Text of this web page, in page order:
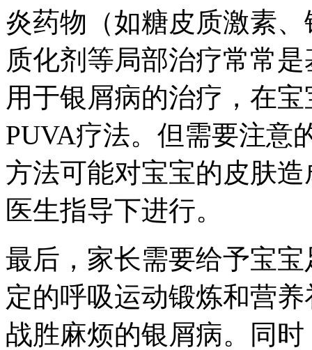
炎药物（如糖皮质激素
质化剂等局部治疗常常
用于银屑病的治疗，在
PUVA疗法。但需要注意
方法可能对宝宝的皮肤
医生指导下进行。
最后，家长需要给予宝
定的呼吸运动锻炼和营
战胜麻烦的银屑病。同